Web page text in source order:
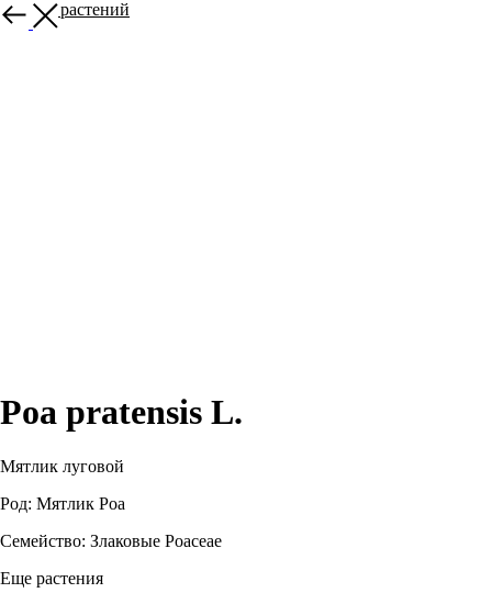
Больше растений
Poa pratensis L.
Мятлик луговой
Род: Мятлик Poa
Семейство: Злаковые Poaceae
Еще растения